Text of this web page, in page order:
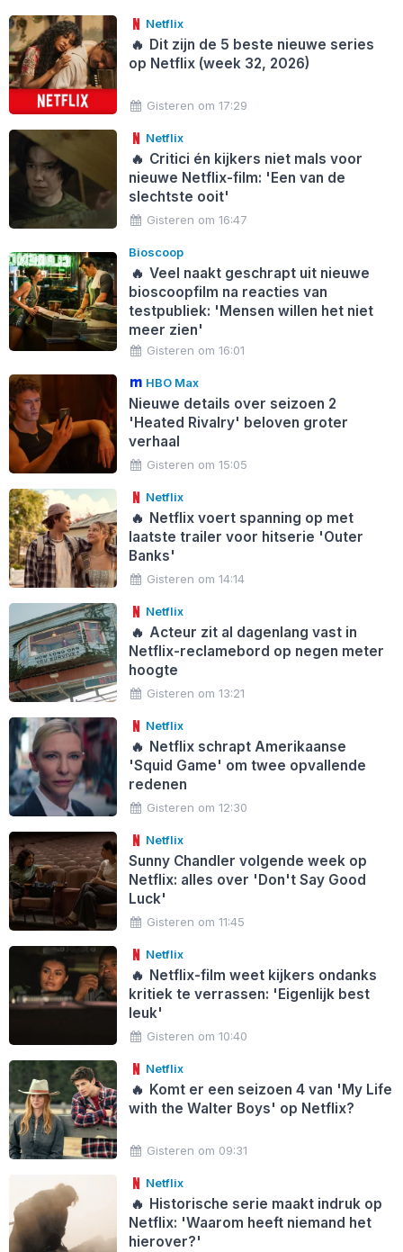
Netflix
🔥 Dit zijn de 5 beste nieuwe series
op Netflix (week 32, 2026)
Gisteren om 17:29
Netflix
🔥 Critici én kijkers niet mals voor
nieuwe Netflix-film: 'Een van de
slechtste ooit'
Gisteren om 16:47
Bioscoop
🔥 Veel naakt geschrapt uit nieuwe
bioscoopfilm na reacties van
testpubliek: 'Mensen willen het niet
meer zien'
Gisteren om 16:01
HBO Max
Nieuwe details over seizoen 2
'Heated Rivalry' beloven groter
verhaal
Gisteren om 15:05
Netflix
🔥 Netflix voert spanning op met
laatste trailer voor hitserie 'Outer
Banks'
Gisteren om 14:14
Netflix
🔥 Acteur zit al dagenlang vast in
Netflix-reclamebord op negen meter
hoogte
Gisteren om 13:21
Netflix
🔥 Netflix schrapt Amerikaanse
'Squid Game' om twee opvallende
redenen
Gisteren om 12:30
Netflix
Sunny Chandler volgende week op
Netflix: alles over 'Don't Say Good
Luck'
Gisteren om 11:45
Netflix
🔥 Netflix-film weet kijkers ondanks
kritiek te verrassen: 'Eigenlijk best
leuk'
Gisteren om 10:40
Netflix
🔥 Komt er een seizoen 4 van 'My Life
with the Walter Boys' op Netflix?
Gisteren om 09:31
Netflix
🔥 Historische serie maakt indruk op
Netflix: 'Waarom heeft niemand het
hierover?'